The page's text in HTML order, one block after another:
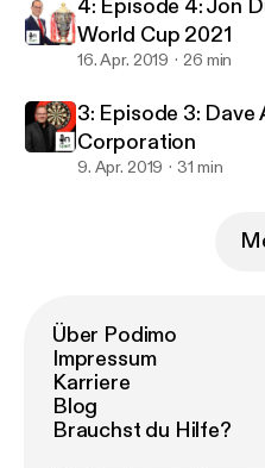
4: Episode 4: Jon
World Cup 2021
16. Apr. 2019 26 min
3: Episode 3:
Corporation
9. Apr. 2019 31 min
Über Podimo
Impressum
Karriere
Blog
Brauchst du Hilfe?